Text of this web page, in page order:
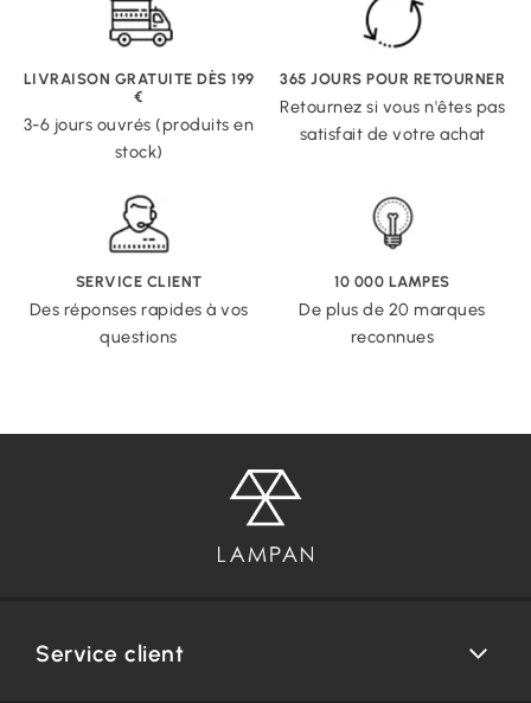
LIVRAISON GRATUITE DÈS 199
€
3-6 jours ouvrés (produits en
stock)
365 JOURS POUR RETOURNER
Retournez si vous n'êtes pas
satisfait de votre achat
SERVICE CLIENT
Des réponses rapides à vos
questions
10 000 LAMPES
De plus de 20 marques
reconnues
Service client